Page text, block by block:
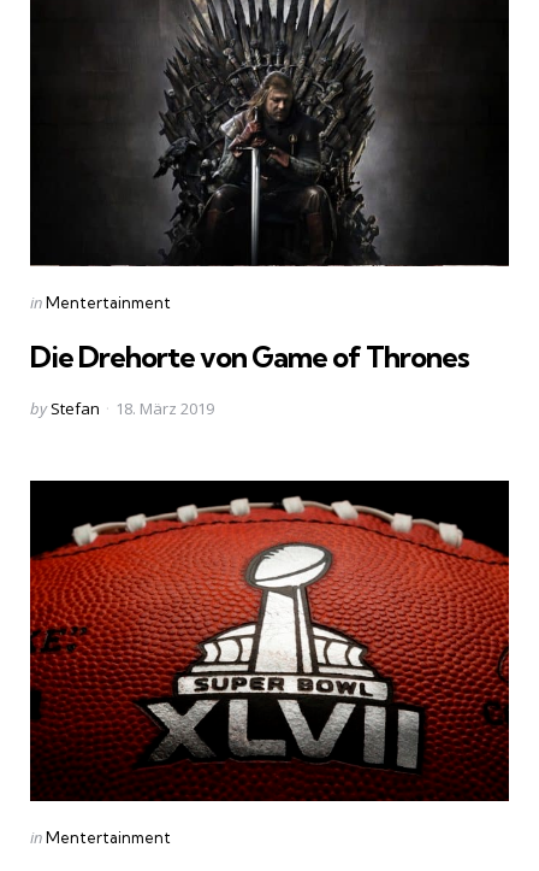
Categories
Posted
inMentertainment
Die Drehorte von Game of Thrones
Posted
by Stefan 18. März 2019
Categories
Posted
inMentertainment